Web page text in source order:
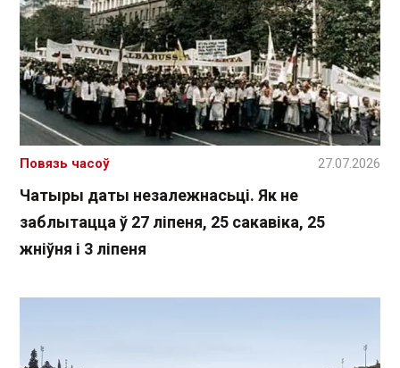
Чатыры даты незалежнасьці. Як не
заблытацца ў 27 ліпеня, 25 сакавіка, 25
жніўня і 3 ліпеня
Повязь часоў 27.07.2026